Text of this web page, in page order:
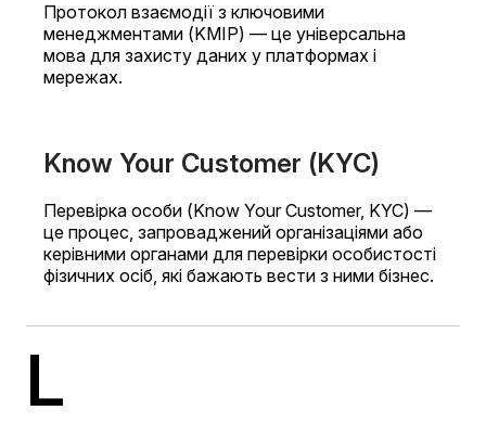
Протокол взаємодії з ключовими
менеджментами (KMIP) — це універсальна
мова для захисту даних у платформах і
мережах.
Know Your Customer (KYC)
Перевірка особи (Know Your Customer, KYC) —
це процес, запроваджений організаціями або
керівними органами для перевірки особистості
фізичних осіб, які бажають вести з ними бізнес.
L